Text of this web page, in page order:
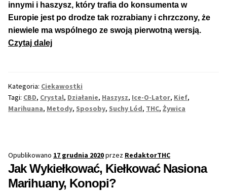
innymi i haszysz, który trafia do konsumenta w
Europie jest po drodze tak rozrabiany i chrzczony, że
niewiele ma wspólnego ze swoją pierwotną wersją.
Czytaj dalejJak
7
Kategoria: Ciekawostki
Tagi: CBD, Crystal, Działanie, Haszysz, Ice-O-Lator, Kief,
Marihuana, Metody, Sposoby, Suchy Lód, THC, Żywica
Opublikowano 17 grudnia 2020przez RedaktorTHC
Jak Wykiełkować, Kiełkować Nasiona
Marihuany, Konopi?